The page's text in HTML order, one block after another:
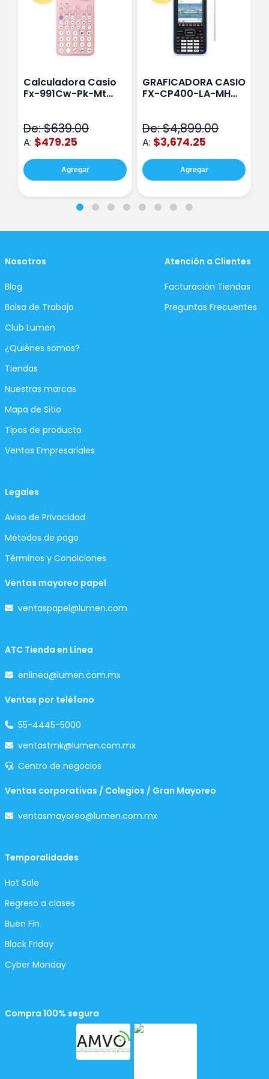
Calculadora Casio
Fx-991Cw-Pk-Mt
De: $639.00
A: $479.25
Agregar
GRAFICADORA CASIO
FX-CP400-LA-MH
De: $4,899.00
A: $3,674.25
Agregar
Nosotros
Blog
Bolsa de Trabajo
Club Lumen
¿Quiénes somos?
Tiendas
Nuestras marcas
Mapa de Sitio
Tipos de producto
Ventas Empresariales
Atención a Clientes
Facturación Tiendas
Preguntas Frecuentes
Legales
Aviso de Privacidad
Métodos de pago
Términos y Condiciones
Ventas mayoreo papel
ventaspapel@lumen.com
ATC Tienda en Línea
enlinea@lumen.com.mx
Ventas por teléfono
55-4445-5000
ventastmk@lumen.com.mx
Centro de negocios
Ventas corporativas / Colegios / Gran Mayoreo
ventasmayoreo@lumen.com.mx
Temporalidades
Hot Sale
Regreso a clases
Buen Fin
Black Friday
Cyber Monday
Compra 100% segura